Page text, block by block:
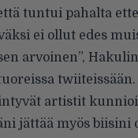
tuntui pahalta
ei ollut edes
arvoinen”,
twiiteissään.
artistit
jättää myös biisini